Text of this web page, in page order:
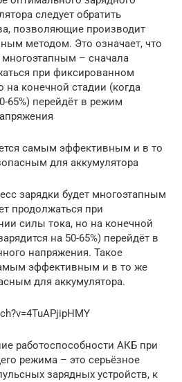
следует обратить
позволяющие производит
методом. Это означает, что
многоэтапным – сначала
при фиксированном
на конечной стадии (когда
65%) перейдёт в режим
самым эффективным и в то
для аккумулятора
зарядки будет многоэтапным
продолжаться при
силы тока, но на конечной
на 50-65%) перейдёт в
напряжения. Такое
эффективным и в то же
для аккумулятора.
работоспособности АКБ при
режима – это серьёзное
зарядных устройств, к